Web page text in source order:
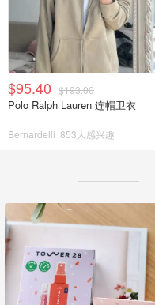
$95.40 $193.00
Polo Ralph Lauren 连帽卫衣
Bernardelli 853人感兴趣